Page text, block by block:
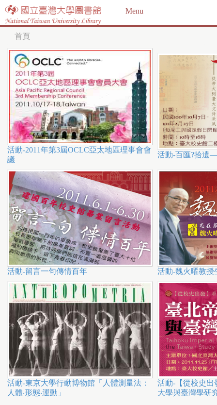
Jump to navigation
Menu
您
在
這
裡
首頁
活動-2011年第3屆OCLC亞太地區理事會會
議
活動-百匯?拾遺
活動-留言一句傳情百年 活動-魏火曜教授
活動-東京大學行動博物館「人體測量法：
人體‧形態‧運動」
活動-【從校史出
大學與臺灣學研